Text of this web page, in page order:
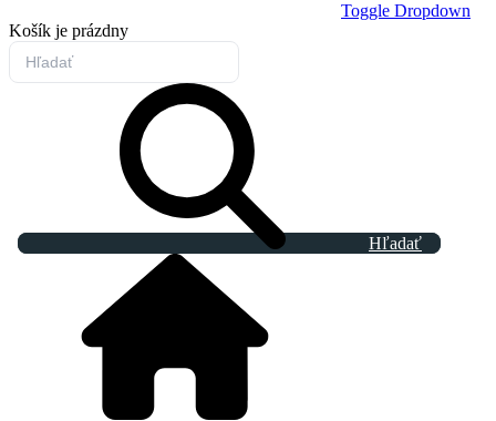
Toggle Dropdown
Košík je prázdny
Hľadať